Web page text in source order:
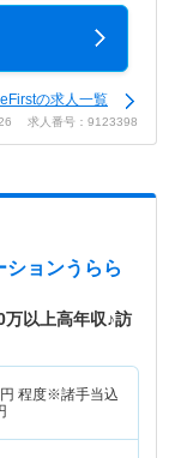
の求人一覧
求人番号：9123398
ョンうらら
万以上高年収♪訪
程度※諸手当込